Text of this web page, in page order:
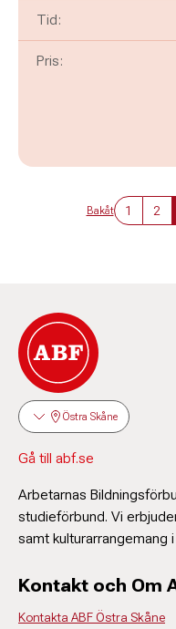
Tid:
Pris:
Bakåt 1 2
Östra Skåne
Gå till abf.se
Arbetarnas
studieförbund. Vi
samt kulturarrangemang
Kontakt och Om
Kontakta ABF Östra Skåne